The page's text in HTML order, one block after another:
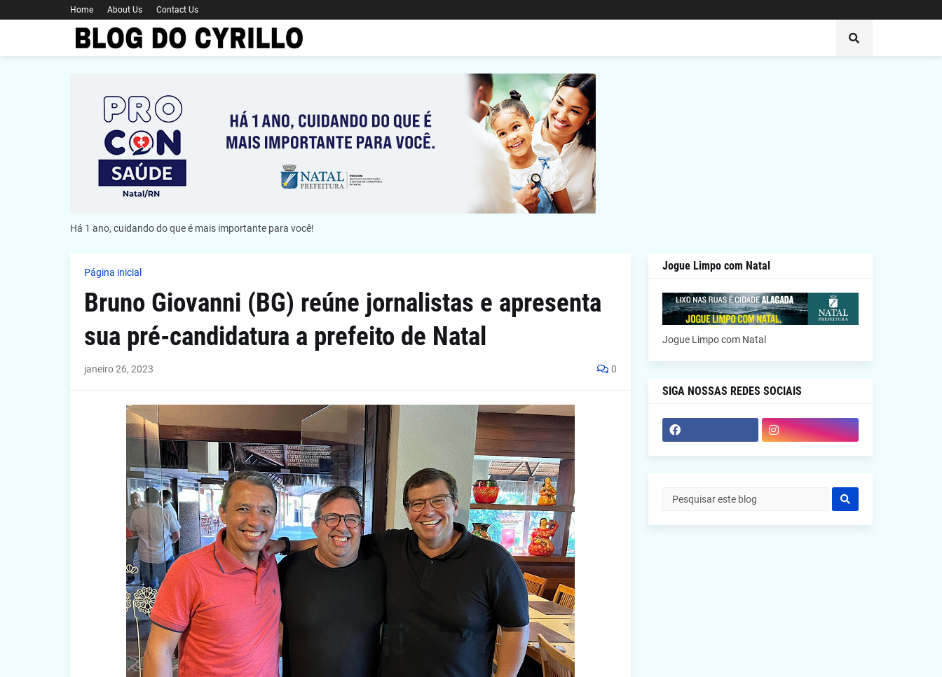
Home About Us Contact Us
Há 1 ano, cuidando do que é mais importante para você!
Página inicial
Bruno Giovanni (BG) reúne jornalistas e apresenta
sua pré-candidatura a prefeito de Natal
janeiro 26, 2023 0
Jogue Limpo com Natal
Jogue Limpo com Natal
SIGA NOSSAS REDES SOCIAIS